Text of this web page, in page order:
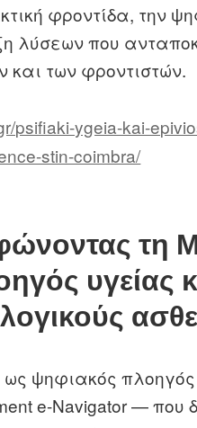
φροντίδα, την
λύσεων που
των φροντιστών.
psifiaki-ygeia-kai-
stin-coimbra/
τη
υγείας
ψηφιακός
e-Navigator — που